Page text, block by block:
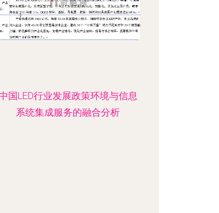
国LED行业发展政策环境与信息
系统集成服务的融合分析